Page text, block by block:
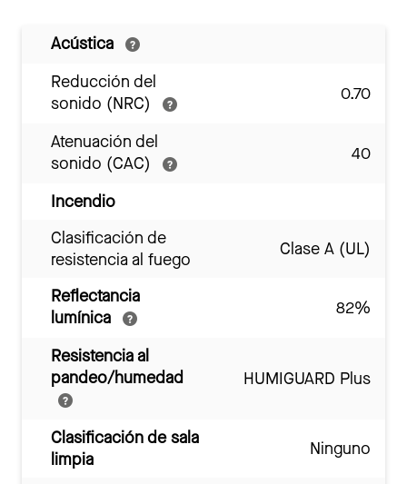
Acústica
Reducción del
sonido (NRC)
0.70
Atenuación del
sonido (CAC)
40
Incendio
Clasificación de
resistencia al fuego
Clase A (UL)
Reflectancia
lumínica
82%
Resistencia al
pandeo/humedad
HUMIGUARD Plus
Clasificación de sala
limpia
Ninguno